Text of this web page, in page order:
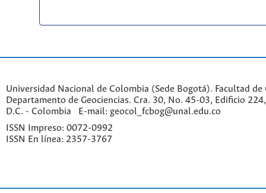
Universidad Nacional de Colombia (Sede Bogotá). Facultad de
Departamento de Geociencias. Cra. 30, No. 45-03, Edificio
D.C. - Colombia E-mail: geocol_fcbog@unal.edu.co
ISSN Impreso: 0072-0992
ISSN En línea: 2357-3767